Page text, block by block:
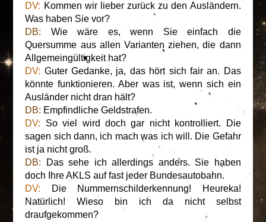
DV: Kommen wir lieber zurück zu den Ausländern.
Was haben Sie vor?
DB: Wie wäre es, wenn Sie einfach die
Quersumme aus allen Varianten ziehen, die dann
Allgemeingültigkeit hat?
DV: Guter Gedanke, ja, das hört sich fair an. Das
könnte funktionieren. Aber was ist, wenn sich ein
Ausländer nicht dran hält?
DB: Empfindliche Geldstrafen.
DV: So viel wird doch gar nicht kontrolliert. Die
sagen sich dann, ich mach was ich will. Die Gefahr
ist ja nicht groß.
DB: Das sehe ich allerdings anders. Sie haben
doch Ihre AKLS auf fast jeder Bundesautobahn.
DV: Die Nummernschilderkennung! Heureka!
Natürlich! Wieso bin ich da nicht selbst
draufgekommen?